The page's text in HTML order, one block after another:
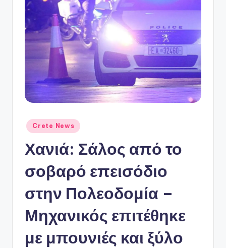
o
Αναρτήθηκε
σε
Crete News
Χανιά: Σάλος από το
σοβαρό επεισόδιο
στην Πολεοδομία –
Μηχανικός επιτέθηκε
με μπουνιές και ξύλο